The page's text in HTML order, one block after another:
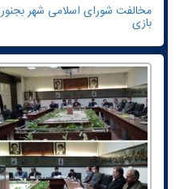
مخالفت شورای اسلامی شهر
بازی